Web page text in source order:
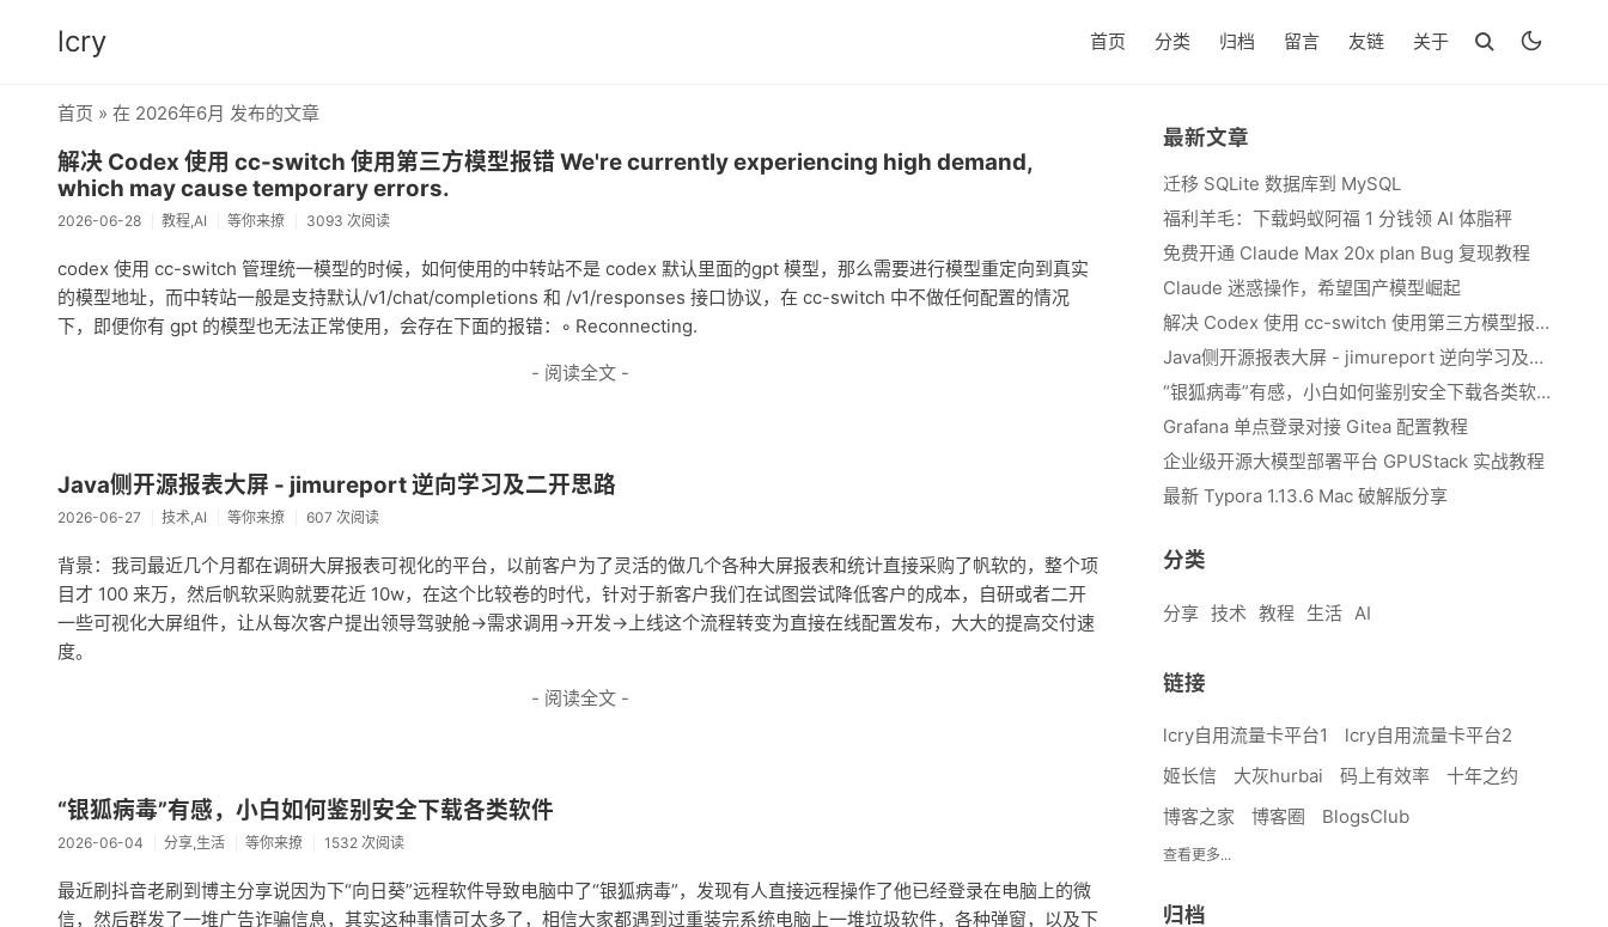
lcry 首页 分类 归档 留言 友链 关于
首页 » 在 2026年6月 发布的文章
解决 Codex 使用 cc-switch 使用第三方模型报错 We're currently experiencing high demand,
which may cause temporary errors.
2026-06-28 教程,AI 等你来撩 3093 次阅读
codex 使用 cc-switch 管理统一模型的时候，如何使用的中转站不是 codex 默认里面的gpt 模型，那么需要进行模型重定向到真实
的模型地址，而中转站一般是支持默认/v1/chat/completions 和 /v1/responses 接口协议，在 cc-switch 中不做任何配置的情况
下，即便你有 gpt 的模型也无法正常使用，会存在下面的报错：◦ Reconnecting.
- 阅读全文 -
Java侧开源报表大屏 - jimureport 逆向学习及二开思路
2026-06-27 技术,AI 等你来撩 607 次阅读
背景：我司最近几个月都在调研大屏报表可视化的平台，以前客户为了灵活的做几个各种大屏报表和统计直接采购了帆软的，整个项
目才 100 来万，然后帆软采购就要花近 10w，在这个比较卷的时代，针对于新客户我们在试图尝试降低客户的成本，自研或者二开
一些可视化大屏组件，让从每次客户提出领导驾驶舱->需求调用->开发->上线这个流程转变为直接在线配置发布，大大的提高交付速
度。
- 阅读全文 -
“银狐病毒”有感，小白如何鉴别安全下载各类软件
2026-06-04 分享,生活 等你来撩 1532 次阅读
最近刷抖音老刷到博主分享说因为下“向日葵”远程软件导致电脑中了“银狐病毒”，发现有人直接远程操作了他已经登录在电脑上的微
信，然后群发了一堆广告诈骗信息，其实这种事情可太多了，相信大家都遇到过重装完系统电脑上一堆垃圾软件，各种弹窗，以及下
最新文章
迁移 SQLite 数据库到 MySQL
福利羊毛：下载蚂蚁阿福 1 分钱领 AI 体脂秤
免费开通 Claude Max 20x plan Bug 复现教程
Claude 迷惑操作，希望国产模型崛起
解决 Codex 使用 cc-switch 使用第三方模型报错 We&#039;re currently experiencing high demand, which may cause temporary errors.
Java侧开源报表大屏 - jimureport 逆向学习及二开思路
“银狐病毒”有感，小白如何鉴别安全下载各类软件
Grafana 单点登录对接 Gitea 配置教程
企业级开源大模型部署平台 GPUStack 实战教程
最新 Typora 1.13.6 Mac 破解版分享
分类
分享 技术 教程 生活 AI
链接
lcry自用流量卡平台1
lcry自用流量卡平台2
姬长信
大灰hurbai 码上有效率
十年之约
博客之家
博客圈 BlogsClub
查看更多...
归档